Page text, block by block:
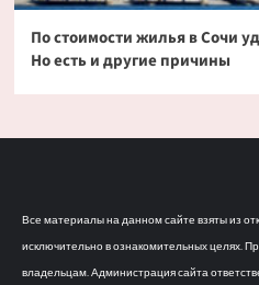
По стоимости жилья в Сочи
Но есть и другие причины
Все материалы на данном сайте взяты из
исключительно в ознакомительных целях.
владельцам. Администрация сайта